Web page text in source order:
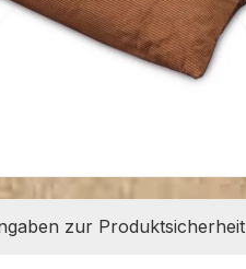
zur Produktsicherheit